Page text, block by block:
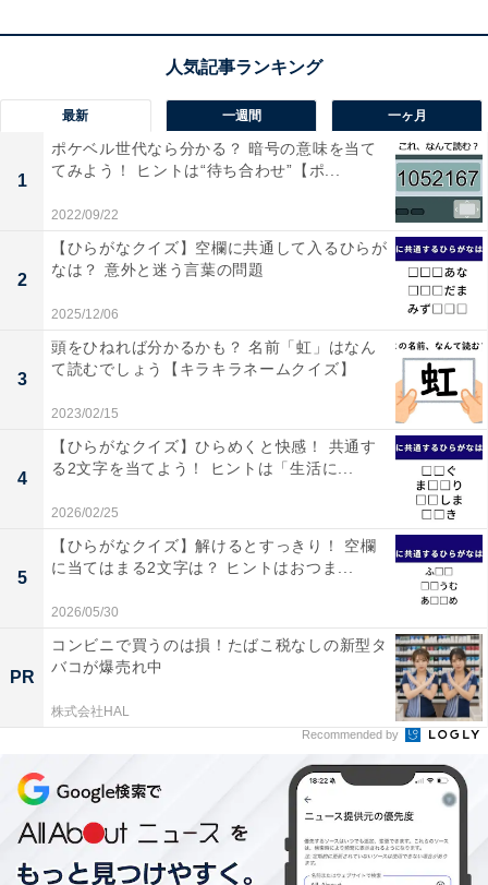
こちらもおすすめ
【並び替えクイズ】「て ん え い じ わ」を並び
替えると？ 最後の文字は「ん」
1 2
最新 一週間 一ヶ月
1
ポケベル世代なら分かる？ 暗号の意味を当て
てみよう！ ヒントは“待ち合わせ”【ポ...
2022/09/22
2
【ひらがなクイズ】空欄に共通して入るひらが
なは？ 意外と迷う言葉の問題
2025/12/06
3
頭をひねれば分かるかも？ 名前「虹」はなん
て読むでしょう【キラキラネームクイズ】
2023/02/15
4
【ひらがなクイズ】ひらめくと快感！ 共通す
る2文字を当てよう！ ヒントは「生活に...
2026/02/25
5
【ひらがなクイズ】解けるとすっきり！ 空欄
に当てはまる2文字は？ ヒントはおつま...
2026/05/30
PR
コンビニで買うのは損！たばこ税なしの新型タ
バコが爆売れ中
株式会社HAL
Recommended by